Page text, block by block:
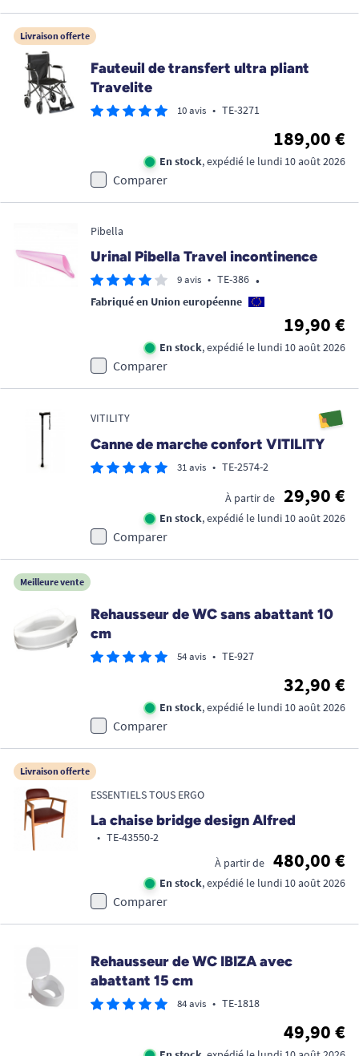
Livraison offerte
Fauteuil de transfert ultra pliant
Travelite
10 avis • TE-3271
189,00 €
En stock, expédié le lundi 10 août 2026
Comparer
Pibella
Urinal Pibella Travel incontinence
9 avis • TE-386 •
Fabriqué en Union européenne
19,90 €
En stock, expédié le lundi 10 août 2026
Comparer
VITILITY
Canne de marche confort VITILITY
31 avis • TE-2574-2
À partir de 29,90 €
En stock, expédié le lundi 10 août 2026
Comparer
Meilleure vente
Rehausseur de WC sans abattant 10
cm
54 avis • TE-927
32,90 €
En stock, expédié le lundi 10 août 2026
Comparer
Livraison offerte
ESSENTIELS TOUS ERGO
La chaise bridge design Alfred
• TE-43550-2
À partir de
480,00 €
En stock, expédié le lundi 10 août 2026
Comparer
Rehausseur de WC IBIZA avec
abattant 15 cm
84 avis • TE-1818
49,90 €